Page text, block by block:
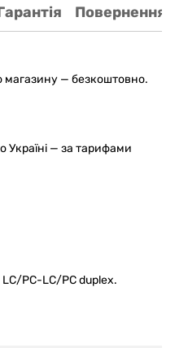
Повернення
магазину — безкоштовно.
— за тарифами
PC-LC/PC duplex.